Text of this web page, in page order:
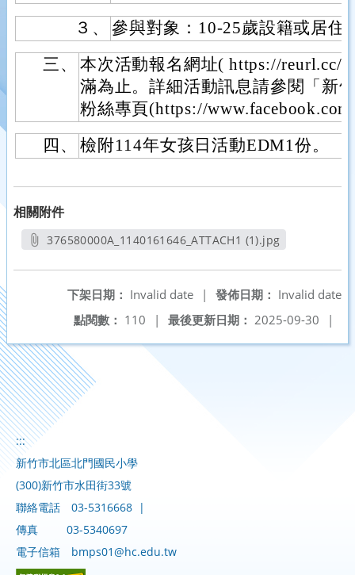
３、
參與對象：10-25歲設籍或居住
三、
本次活動報名網址( https://reurl.cc/
滿為止。詳細活動訊息請參閱「新
粉絲專頁(https://
四、
檢附114年女孩日活動EDM1份。
相關附件
376580000A_1140161646_ATTACH1 (1).jpg
發佈日期： Invalid date
下架日期： Invalid date
|
最後更新日期： 2025-09-30 |
點閱數： 110 |
:::
新竹市北區北門國民小學
(300)新竹市水田街33號
聯絡電話
03-5316668 |
傳真
03-5340697
電子信箱
bmps01@hc.edu.tw